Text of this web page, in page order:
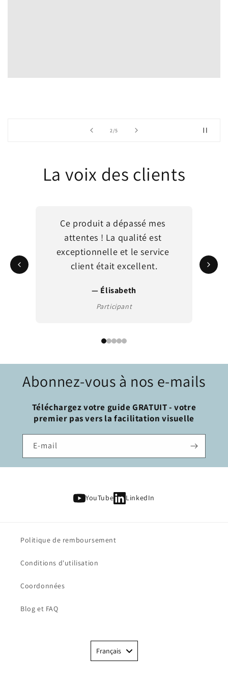
2/de
5
La voix des clients
Ce produit a dépassé mes
attentes ! La qualité est
exceptionnelle et le service
client était excellent.
— Élisabeth
Participant
Abonnez-vous à nos e-mails
Téléchargez votre guide GRATUIT - votre
premier pas vers la facilitation visuelle
E-mail
YouTube LinkedIn
Politique de remboursement
Conditions d'utilisation
Coordonnées
Blog et FAQ
Français